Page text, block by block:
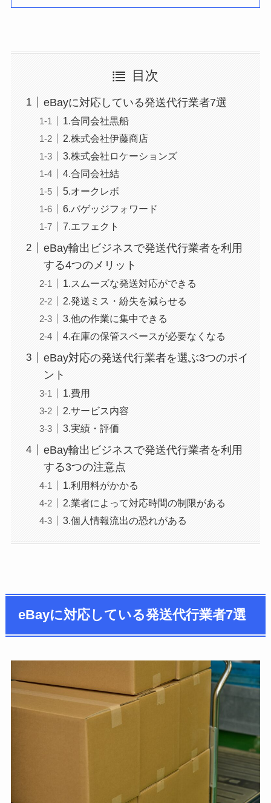
目次
eBayに対応している発送代行業者7選
1.合同会社黒船
2.株式会社伊藤商店
3.株式会社ロケーションズ
4.合同会社結
5.オークレボ
6.バゲッジフォワード
7.エフェクト
eBay輸出ビジネスで発送代行業者を利用
する4つのメリット
1.スムーズな発送対応ができる
2.発送ミス・紛失を減らせる
3.他の作業に集中できる
4.在庫の保管スペースが必要なくなる
eBay対応の発送代行業者を選ぶ3つのポイ
ント
1.費用
2.サービス内容
3.実績・評価
eBay輸出ビジネスで発送代行業者を利用
する3つの注意点
1.利用料がかかる
2.業者によって対応時間の制限がある
3.個人情報流出の恐れがある
eBayに対応している発送代行業者7選